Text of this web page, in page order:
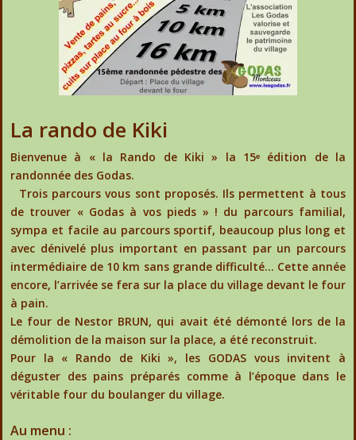
La rando de Kiki
Bienvenue à « la Rando de Kiki » la 15ᵉ édition de la
randonnée des Godas.
Trois parcours vous sont proposés. Ils permettent à tous
de trouver « Godas à vos pieds » ! du parcours familial,
sympa et facile au parcours sportif, beaucoup plus long et
avec dénivelé plus important en passant par un parcours
intermédiaire de 10 km sans grande difficulté… Cette année
encore, l’arrivée se fera sur la place du village devant le four
à pain.
Le four de Nestor BRUN, qui avait été démonté lors de la
démolition de la maison sur la place, a été reconstruit.
Pour la « Rando de Kiki », les GODAS vous invitent à
déguster des pains préparés comme à l’époque dans le
véritable four du boulanger du village.
Au menu :